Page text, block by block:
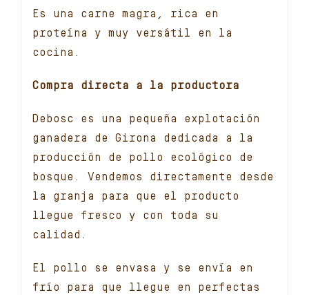
Es una carne magra, rica en
proteína y muy versátil en la
cocina.
Compra directa a la productora
Debosc es una pequeña explotación
ganadera de Girona dedicada a la
producción de pollo ecológico de
bosque. Vendemos directamente desde
la granja para que el producto
llegue fresco y con toda su
calidad.
El pollo se envasa y se envía en
frío para que llegue en perfectas